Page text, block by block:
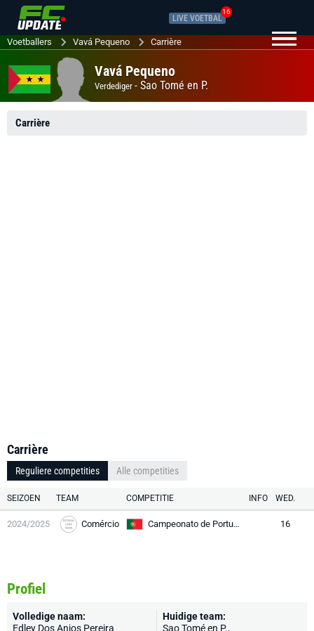
LIVE VOETBAL
16
Voetballers Vavá Pequeno Carrière
Vavá Pequeno
Verdediger - Sao Tomé en P.
Carrière
Carrière
Reguliere competities Alle competities
SEIZOEN TEAM COMPETITIE INFO WED.
2024/2025 Comércio Campeonato de Portugal Prio 16
Profiel
Volledige naam:
Edley Dos Anjos Pereira
Huidige team:
Sao Tomé en P.,